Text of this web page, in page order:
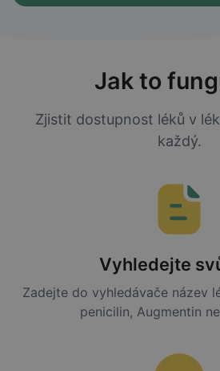
Jak to
Zjistit dostupnost léků v
každý.
Vyhledejte
Zadejte do vyhledávače název
penicilin, Augmentin